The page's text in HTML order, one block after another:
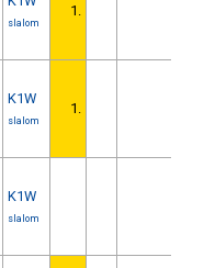
slalom
1.
K1W
slalom
1.
K1W
slalom